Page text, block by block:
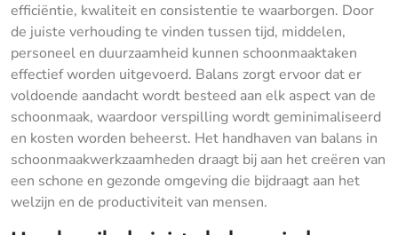
efficiëntie, kwaliteit en consistentie te waarborgen. Door
de juiste verhouding te vinden tussen tijd, middelen,
personeel en duurzaamheid kunnen schoonmaaktaken
effectief worden uitgevoerd. Balans zorgt ervoor dat er
voldoende aandacht wordt besteed aan elk aspect van de
schoonmaak, waardoor verspilling wordt geminimaliseerd
en kosten worden beheerst. Het handhaven van balans in
schoonmaakwerkzaamheden draagt bij aan het creëren van
een schone en gezonde omgeving die bijdraagt aan het
welzijn en de productiviteit van mensen.